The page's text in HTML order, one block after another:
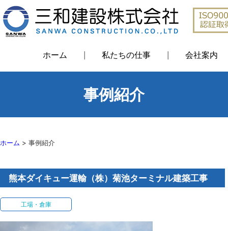
ホーム 私たちの仕事 会社案内
事例紹介
ホーム > 事例紹介
熊本ダイキュー運輸（株）菊池ターミナル建築工事
工場・倉庫